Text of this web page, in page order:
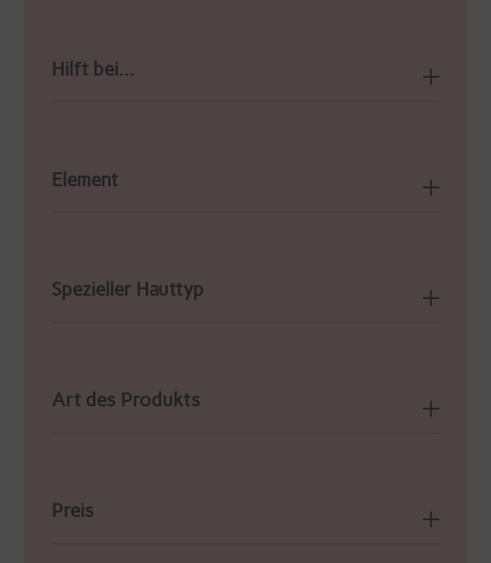
Hilft bei...
Element
Spezieller Hauttyp
Art des Produkts
Preis